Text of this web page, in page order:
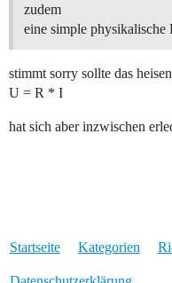
zudem
eine simple physikalische
stimmt sorry sollte das
U = R * I
hat sich aber inzwischen
Startseite Kategorien